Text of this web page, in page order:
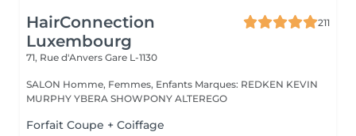
HairConnection
Luxembourg
211
71, Rue d'Anvers Gare L-1130
SALON Homme, Femmes, Enfants Marques: REDKEN KEVIN
MURPHY YBERA SHOWPONY ALTEREGO
Forfait Coupe + Coiffage